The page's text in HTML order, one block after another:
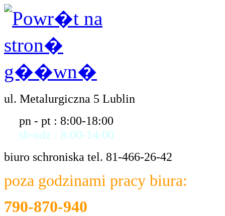
ul. Metalurgiczna 5 Lublin
pn - pt : 8:00-18:00
sb-ndz : 8:00-14:00
biuro schroniska tel. 81-466-26-42
poza godzinami pracy biura:
790-870-940